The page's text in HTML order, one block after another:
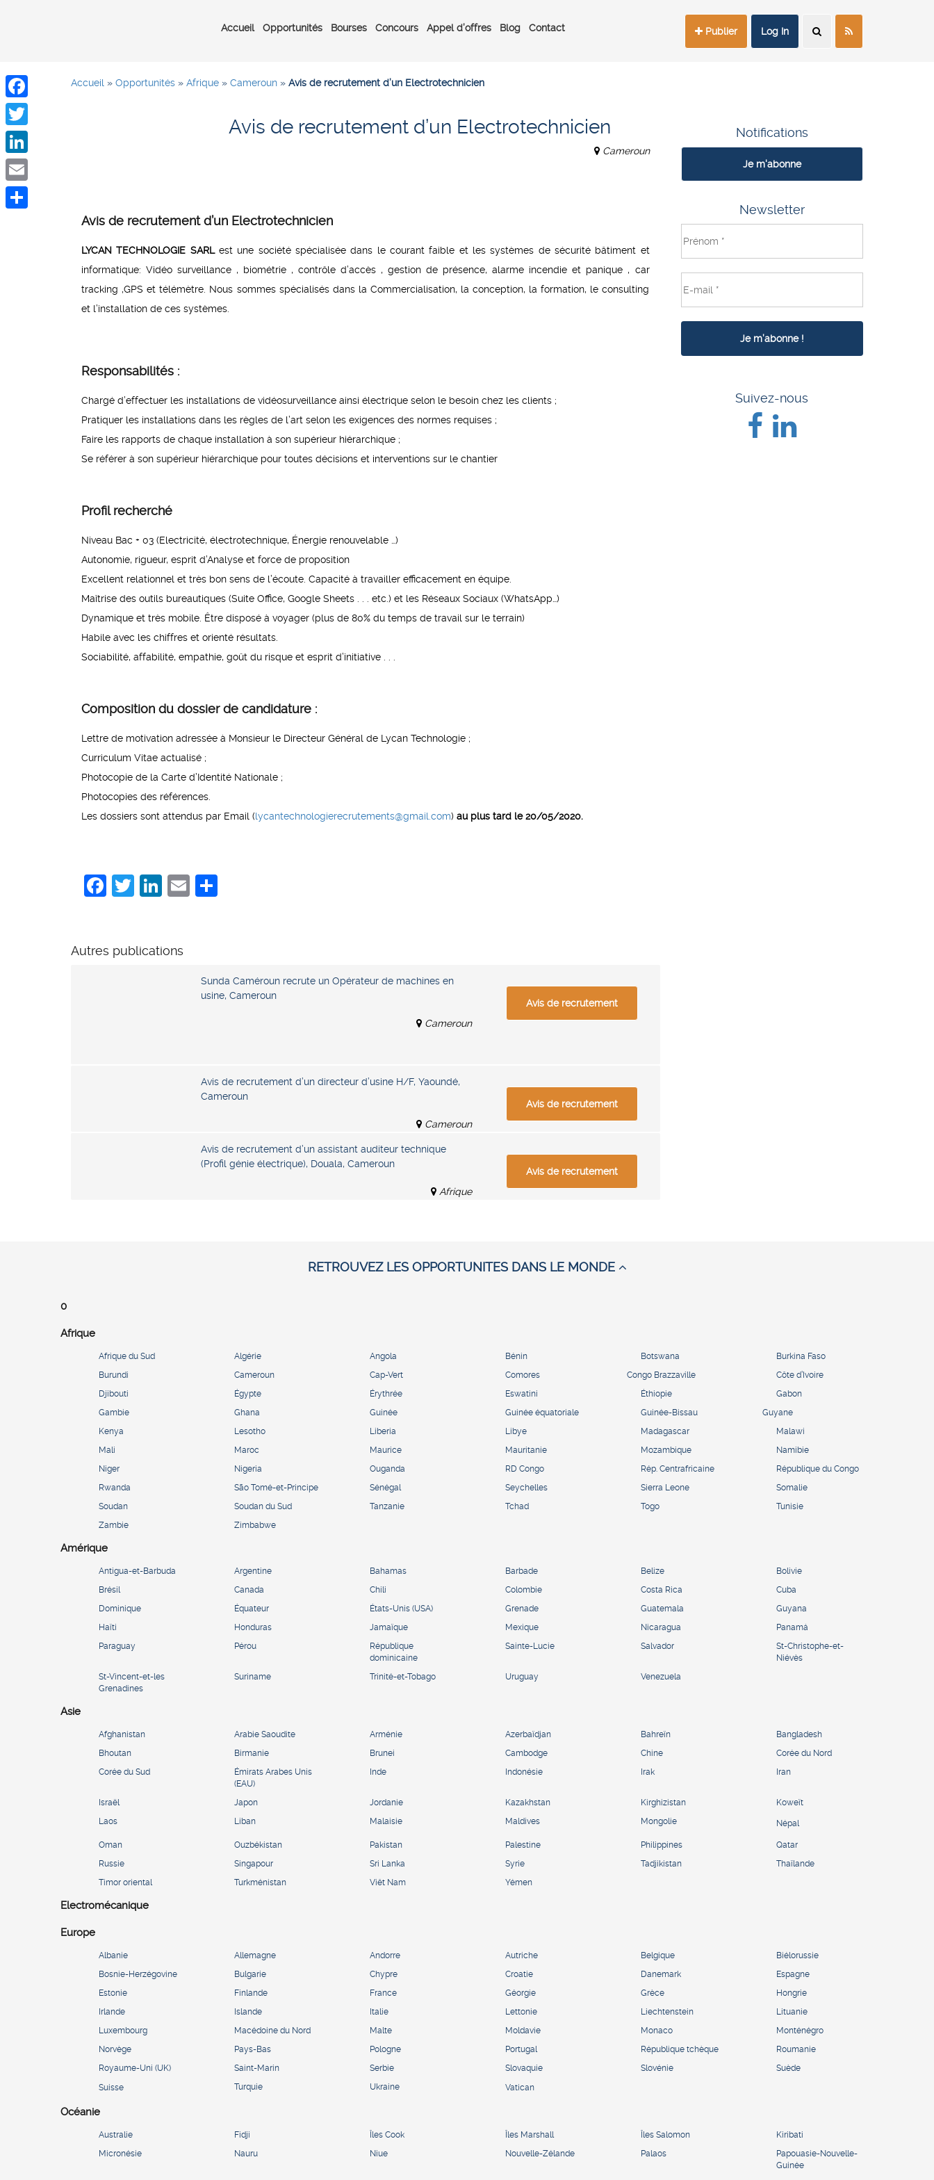
Accueil Opportunités Bourses Concours Appel d’offres Blog Contact Publier Log In
Accueil » Opportunités » Afrique » Cameroun » Avis de recrutement d’un Electrotechnicien
Avis de recrutement d’un Electrotechnicien
Cameroun
Avis de recrutement d’un Electrotechnicien
LYCAN TECHNOLOGIE SARLest une société spécialisée dans le courant faible et les systèmes de sécurité bâtiment et
informatique: Vidéo surveillance , biométrie , contrôle d’accès , gestion de présence, alarme incendie et panique , car
tracking ,GPS et télémètre. Nous sommes spécialisés dans la Commercialisation, la conception, la formation, le consulting
et l’installation de ces systèmes.
Responsabilités :
Chargé d’effectuer les installations de vidéosurveillance ainsi électrique selon le besoin chez les clients ;
Pratiquer les installations dans les règles de l’art selon les exigences des normes requises ;
Faire les rapports de chaque installation à son supérieur hiérarchique ;
Se référer à son supérieur hiérarchique pour toutes décisions et interventions sur le chantier
Profil recherché
Niveau Bac + 03 (Electricité, électrotechnique, Énergie renouvelable …)
Autonomie, rigueur, esprit d’Analyse et force de proposition
Excellent relationnel et très bon sens de l’écoute. Capacité à travailler efficacement en équipe.
Maîtrise des outils bureautiques (Suite Office, Google Sheets . . . etc.) et les Réseaux Sociaux (WhatsApp…)
Dynamique et très mobile. Être disposé à voyager (plus de 80% du temps de travail sur le terrain)
Habile avec les chiffres et orienté résultats.
Sociabilité, affabilité, empathie, goût du risque et esprit d’initiative . . .
Composition du dossier de candidature :
Lettre de motivation adressée à Monsieur le Directeur Général de Lycan Technologie ;
Curriculum Vitae actualisé ;
Photocopie de la Carte d’Identité Nationale ;
Photocopies des références.
Les dossiers sont attendus par Email (lycantechnologierecrutements@gmail.com) au plus tard le 20/05/2020.
Facebook
Twitter
LinkedIn
Email
Autres publications
Sunda Caméroun recrute un Opérateur de machines en
usine, Cameroun
Cameroun
Avis de recrutement
Avis de recrutement d’un directeur d’usine H/F, Yaoundé,
Cameroun
Cameroun
Avis de recrutement
Avis de recrutement d’un assistant auditeur technique
(Profil génie électrique), Douala, Cameroun
Afrique
Avis de recrutement
Notifications
Je m'abonne
Newsletter
Suivez-nous
RETROUVEZ LES OPPORTUNITES DANS LE MONDE
0
Afrique
Afrique du Sud Algérie Angola Bénin Botswana
Burkina Faso
Burundi
Cameroun Cap-Vert Comores Congo Brazzaville
Côte d’Ivoire
Djibouti
Égypte Érythrée Eswatini Éthiopie
Gabon
Gambie
Ghana Guinée Guinée équatoriale Guinée-Bissau
Guyane
Kenya
Lesotho Liberia Libye Madagascar
Malawi
Mali
Maroc Maurice Mauritanie Mozambique
Namibie
Niger
Nigeria Ouganda RD Congo Rép. Centrafricaine
République du Congo
Rwanda
São Tomé-et-Principe Sénégal Seychelles Sierra Leone
Somalie
Soudan
Soudan du Sud Tanzanie Tchad Togo
Tunisie
Zambie
Zimbabwe
Amérique
Antigua-et-Barbuda Argentine Bahamas Barbade Belize
Bolivie
Brésil
Canada Chili Colombie Costa Rica
Cuba
Dominique
Équateur États-Unis (USA) Grenade Guatemala
Guyana
Haïti
Honduras Jamaïque Mexique Nicaragua
Panamá
Paraguay
Pérou
République
dominicaine
Sainte-Lucie Salvador
St-Christophe-et-
Niévès
St-Vincent-et-les
Grenadines
Suriname Trinité-et-Tobago Uruguay Venezuela
Asie
Afghanistan Arabie Saoudite Arménie Azerbaïdjan Bahreïn
Bangladesh
Bhoutan
Birmanie Brunei Cambodge Chine
Corée du Nord
Corée du Sud
Émirats Arabes Unis
(EAU)
Inde Indonésie Irak Iran
Israël Japon Jordanie Kazakhstan Kirghizistan
Koweït
Laos
Liban Malaisie Maldives Mongolie Népal
Oman Ouzbékistan Pakistan Palestine Philippines
Qatar
Russie
Singapour Sri Lanka Syrie Tadjikistan
Thaïlande
Timor oriental
Turkménistan Viêt Nam Yémen
Electromécanique
Europe
Albanie Allemagne Andorre Autriche Belgique
Biélorussie
Bosnie-Herzégovine
Bulgarie Chypre Croatie Danemark
Espagne
Estonie
Finlande France Géorgie Grèce
Hongrie
Irlande
Islande Italie Lettonie Liechtenstein
Lituanie
Luxembourg
Macédoine du Nord Malte Moldavie Monaco
Monténégro
Norvège
Pays-Bas Pologne Portugal République tchèque
Roumanie
Royaume-Uni (UK)
Saint-Marin Serbie Slovaquie Slovénie Suède
Suisse Turquie Ukraine Vatican
Océanie
Australie Fidji Îles Cook Îles Marshall Îles Salomon
Kiribati
Micronésie
Nauru Niue Nouvelle-Zélande Palaos
Papouasie-Nouvelle-
Guinée
Facebook
Twitter
LinkedIn
Email